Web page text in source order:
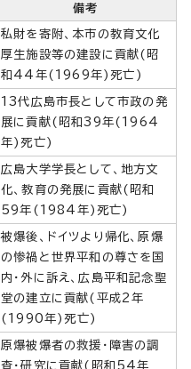
備考
私財を寄附、本市の教育文化
厚生施設等の建設に貢献(昭
和44年(1969年)死亡)
13代広島市長として市政の発
展に貢献(昭和39年(1964
年)死亡)
広島大学学長として、地方文
化、教育の発展に貢献(昭和
59年(1984年)死亡)
被爆後、ドイツより帰化、原爆
の惨禍と世界平和の尊さを国
内・外に訴え、広島平和記念聖
堂の建立に貢献(平成2年
(1990年)死亡)
原爆被爆者の救援・障害の調
査・研究に貢献(昭和54年